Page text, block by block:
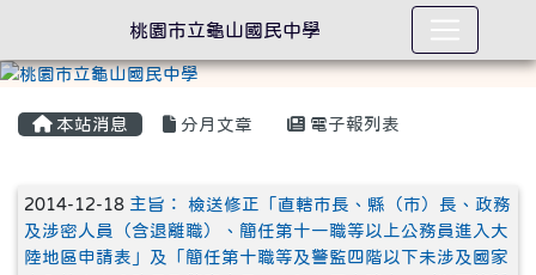
本站消息 分月文章 電子報列表
文章列表
2014-12-18 主旨： 檢送修正「直轄市長、縣（市）長、政務
及涉密人員（含退離職）、簡任第十一職等以上公務員進入大
陸地區申請表」及「簡任第十職等及警監四階以下未涉及國家
桃園市立龜山國民中學